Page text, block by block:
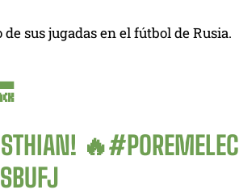
sus jugadas en el fútbol de Rusia.
🔥#POREMELEC